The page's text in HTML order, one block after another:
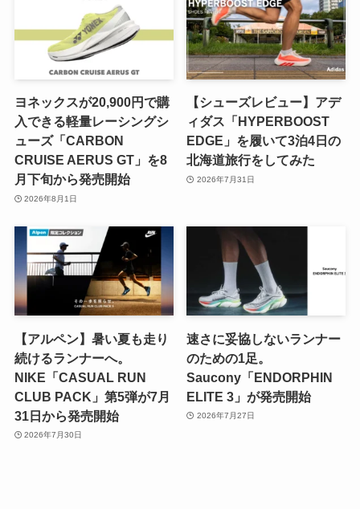
ヨネックスが20,900円で購
入できる軽量レーシングシ
ューズ「CARBON
CRUISE AERUS GT」を8
月下旬から発売開始
2026年8月1日
【シューズレビュー】アデ
ィダス「HYPERBOOST
EDGE」を履いて3泊4日の
北海道旅行をしてみた
2026年7月31日
【アルペン】暑い夏も走り
続けるランナーへ。
NIKE「CASUAL RUN
CLUB PACK」第5弾が7月
31日から発売開始
2026年7月30日
速さに妥協しないランナー
のための1足。
Saucony「ENDORPHIN
ELITE 3」が発売開始
2026年7月27日